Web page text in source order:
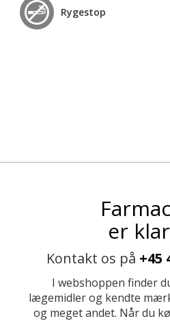
Rygestop
er
Kontakt os på +45
I webshoppen finder
lægemidler og kendte
og meget andet. Når du